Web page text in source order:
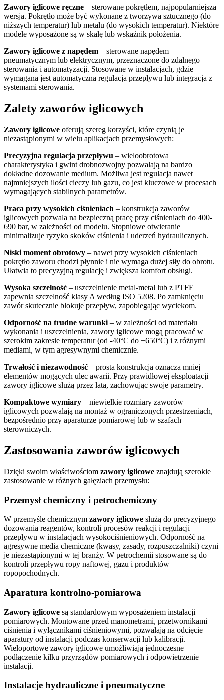
Zawory iglicowe ręczne – sterowane pokrętłem, najpopularniejsza
wersja. Pokrętło może być wykonane z tworzywa sztucznego (do
niższych temperatur) lub metalu (do wysokich temperatur). Niektóre
modele wyposażone są w skalę lub wskaźnik położenia.
Zawory iglicowe z napędem – sterowane napędem
pneumatycznym lub elektrycznym, przeznaczone do zdalnego
sterowania i automatyzacji. Stosowane w instalacjach, gdzie
wymagana jest automatyczna regulacja przepływu lub integracja z
systemami sterowania.
Zalety zaworów iglicowych
Zawory iglicowe oferują szereg korzyści, które czynią je
niezastąpionymi w wielu aplikacjach przemysłowych:
Precyzyjna regulacja przepływu – wieloobrotowa
charakterystyka i gwint drobnozwojny pozwalają na bardzo
dokładne dozowanie medium. Możliwa jest regulacja nawet
najmniejszych ilości cieczy lub gazu, co jest kluczowe w procesach
wymagających stabilnych parametrów.
Praca przy wysokich ciśnieniach – konstrukcja zaworów
iglicowych pozwala na bezpieczną pracę przy ciśnieniach do 400-
690 bar, w zależności od modelu. Stopniowe otwieranie
minimalizuje ryzyko skoków ciśnienia i uderzeń hydraulicznych.
Niski moment obrotowy – nawet przy wysokich ciśnieniach
pokrętło zaworu chodzi płynnie i nie wymaga dużej siły do obrotu.
Ułatwia to precyzyjną regulację i zwiększa komfort obsługi.
Wysoka szczelność – uszczelnienie metal-metal lub z PTFE
zapewnia szczelność klasy A według ISO 5208. Po zamknięciu
zawór skutecznie blokuje przepływ, zapobiegając wyciekom.
Odporność na trudne warunki – w zależności od materiału
wykonania i uszczelnienia, zawory iglicowe mogą pracować w
szerokim zakresie temperatur (od -40°C do +650°C) i z różnymi
mediami, w tym agresywnymi chemicznie.
Trwałość i niezawodność – prosta konstrukcja oznacza mniej
elementów mogących ulec awarii. Przy prawidłowej eksploatacji
zawory iglicowe służą przez lata, zachowując swoje parametry.
Kompaktowe wymiary – niewielkie rozmiary zaworów
iglicowych pozwalają na montaż w ograniczonych przestrzeniach,
bezpośrednio przy aparaturze pomiarowej lub w szafach
sterowniczych.
Zastosowania zaworów iglicowych
Dzięki swoim właściwościom zawory iglicowe znajdują szerokie
zastosowanie w różnych gałęziach przemysłu:
Przemysł chemiczny i petrochemiczny
W przemyśle chemicznym zawory iglicowe służą do precyzyjnego
dozowania reagentów, kontroli procesów reakcji i regulacji
przepływu w instalacjach wysokociśnieniowych. Odporność na
agresywne media chemiczne (kwasy, zasady, rozpuszczalniki) czyni
je niezastąpionymi w tej branży. W petrochemii stosowane są do
kontroli przepływu ropy naftowej, gazu i produktów
ropopochodnych.
Aparatura kontrolno-pomiarowa
Zawory iglicowe są standardowym wyposażeniem instalacji
pomiarowych. Montowane przed manometrami, przetwornikami
ciśnienia i wyłącznikami ciśnieniowymi, pozwalają na odcięcie
aparatury od instalacji podczas konserwacji lub kalibracji.
Wieloportowe zawory iglicowe umożliwiają jednoczesne
podłączenie kilku przyrządów pomiarowych i odpowietrzenie
instalacji.
Instalacje hydrauliczne i pneumatyczne